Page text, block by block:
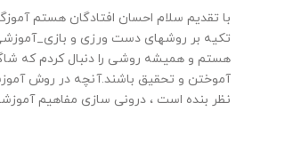
با تقدیم سلام احسان افتادگان هستم
تکیه بر روشهای دست ورزی و
هستم و همیشه روشی را دنبال کردم که
آموختن و تحقیق باشند.آنچه در روش
نظر بنده است ، درونی سازی مفاهیم